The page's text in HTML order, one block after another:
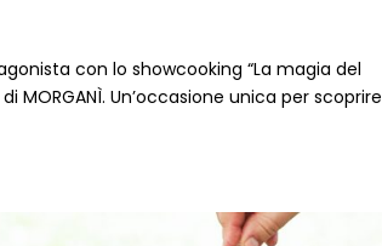
con lo showcooking “La magia del
Un’occasione unica per scoprire